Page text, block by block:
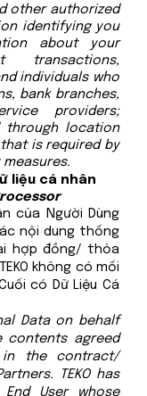
other authorized
identifying you
about your
transactions,
individuals who
bank branches,
providers;
through location
is required by
liệu cá nhân
của Người Dùng
nội dung thống
hợp đồng/ thỏa
không có mối
có Dữ Liệu Cá
Data on behalf
agreed
in the contract/
TEKO has
User whose